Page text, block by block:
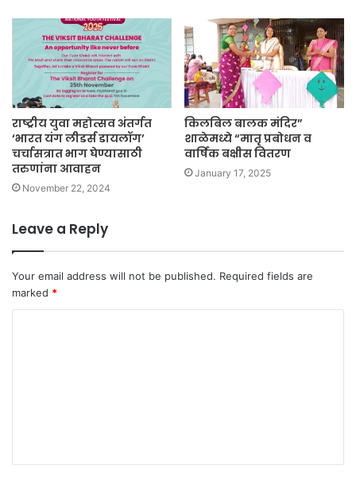
राष्ट्रीय युवा महोत्सव अंतर्गत
‘भारत यंग लीडर्स डायलॉग’
चर्चासत्रात भाग घेण्यासाठी
तरुणांना आवाहन
November 22, 2024
किलबिल बालक मंदिर”
शाळेमध्ये “मातृ प्रबोधन व
वार्षिक बक्षीस वितरण
January 17, 2025
Leave a Reply
Your email address will not be published. Required fields are
marked *
t